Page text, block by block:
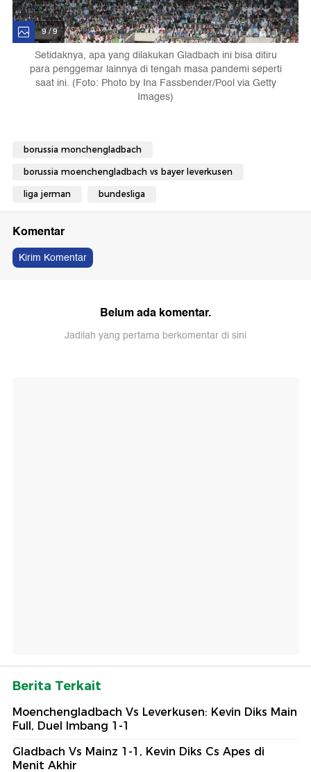
9 / 9
Setidaknya, apa yang dilakukan Gladbach ini bisa ditiru
para penggemar lainnya di tengah masa pandemi seperti
saat ini. (Foto: Photo by Ina Fassbender/Pool via Getty
Images)
borussia monchengladbach
borussia moenchengladbach vs bayer leverkusen
liga jerman bundesliga
Komentar
Kirim Komentar
Belum ada komentar.
Jadilah yang pertama berkomentar di sini
Berita Terkait
Moenchengladbach Vs Leverkusen: Kevin Diks Main
Full, Duel Imbang 1-1
Gladbach Vs Mainz 1-1, Kevin Diks Cs Apes di
Menit Akhir